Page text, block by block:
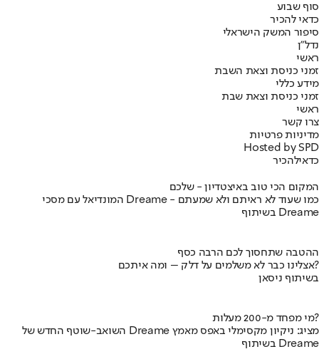
סוף שבוע
כדאי להכיר
סיפור המשק הישראלי
נדל"ן
ראשי
זמני כניסת וצאת השבת
מידע כללי
זמני כניסת וצאת שבת
ראשי
צרו קשר
מדיניות פרטיות
Hosted by SPD
כדאילהכיר
המקום הכי טוב באיצטדיון - שלכם
המונדיאל עם מסכי Dreame - כמו שעוד לא ראיתם ולא שמעתם
בשיתוף Dreame
ההטבה שתחסוך לכם הרבה כסף
אצלינו כבר לא משלמים על דלק – ומה איתכם?
בשיתוף ניסאן
מי מפחד מ-200 מעלות?
השואב-שוטף החדש של Dreame מציג: ניקיון מקסימלי באפס מאמץ
בשיתוף Dreame